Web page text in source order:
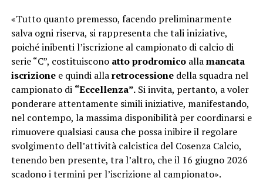
«Tutto quanto premesso, facendo preliminarmente
salva ogni riserva, si rappresenta che tali iniziative,
poiché inibenti l’iscrizione al campionato di calcio di
serie “C”, costituiscono atto prodromicoallamancata
iscrizionee quindi allaretrocessionedella squadra nel
campionato di “Eccellenza”.Si invita, pertanto, a voler
ponderare attentamente simili iniziative, manifestando,
nel contempo, la massima disponibilità per coordinarsi e
rimuovere qualsiasi causa che possa inibire il regolare
svolgimento dell’attività calcistica del Cosenza Calcio,
tenendo ben presente, tra l’altro, che il 16 giugno 2026
scadono i termini per l’iscrizione al campionato».